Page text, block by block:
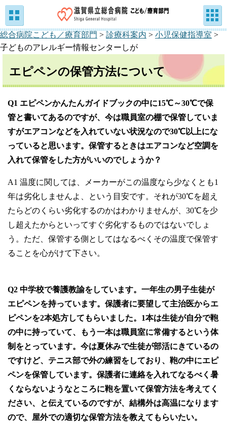
総合病院こども／療育部門 > 診療科案内 > 小児保健指導室 >
子どものアレルギー情報センターしが
エピペンの保管方法について
Q1 エピペンかんたんガイドブックの中に15℃～30℃で保
管と書いてあるのですが、今は職員室の棚で保管していま
すがエアコンなどを入れていない状況なので30℃以上にな
っていると思います。保管するときはエアコンなど空調を
入れて保管をした方がいいのでしょうか？
A1 温度に関しては、メーカーがこの温度なら少なくとも1
年は劣化しませんよ、という目安です。それが30℃を超え
たらどのくらい劣化するのかはわかりませんが、30℃を少
し超えたからといってすぐ劣化するものではないでしょ
う。ただ、保管する側としてはなるべくその温度で保管す
ることを心がけて下さい。
Q2 中学校で養護教諭をしています。一年生の男子生徒が
エピペンを持っています。保護者に要望して主治医からエ
ピペンを2本処方してもらいました。1本は生徒が自分で鞄
の中に持っていて、もう一本は職員室に常備するという体
制をとっています。今は夏休みで生徒が部活にきているの
ですけど、テニス部で外の練習をしており、鞄の中にエピ
ペンを保管しています。保護者に連絡を入れてなるべく暑
くならないようなところに鞄を置いて保管方法を考えてく
ださい、と伝えているのですが、結構外は高温になります
ので、屋外での適切な保管方法を教えてもらいたい。